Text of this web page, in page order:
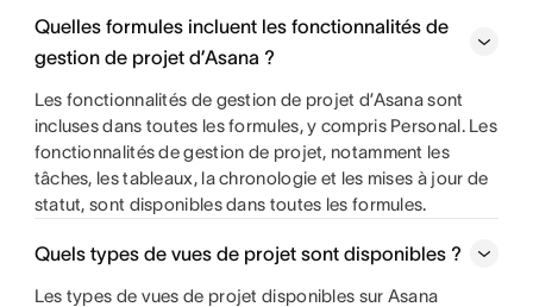
Quelles formules incluent les fonctionnalités de
gestion de projet d’Asana ?
Les fonctionnalités de gestion de projet d’Asana sont
incluses dans toutes les formules, y compris Personal. Les
fonctionnalités de gestion de projet, notamment les
tâches, les tableaux, la chronologie et les mises à jour de
statut, sont disponibles dans toutes les formules.
Quels types de vues de projet sont disponibles ?
Les types de vues de projet disponibles sur Asana